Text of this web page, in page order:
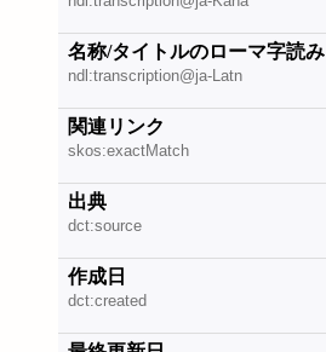
名称/タイトルのローマ字読み
ndl:transcription@ja-Latn
関連リンク
skos:exactMatch
出典
dct:source
作成日
dct:created